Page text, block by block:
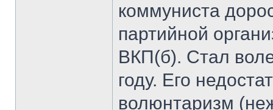
коммуниста
партийной
ВКП(б). Стал
году. Его
волюнтаризм